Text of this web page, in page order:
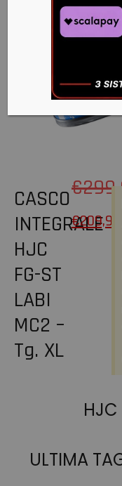
CASCO
INTEGRALE
HJC
FG-ST
LABI
MC2 –
Tg. XL
€
€209,93
HJC
ULTIMA